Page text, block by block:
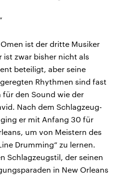
ist der dritte Musiker
ist zwar bisher nicht als
beteiligt, aber seine
Rhythmen sind fast
den Sound wie der
Nach dem Schlagzeug-
er mit Anfang 30 für
um von Meistern des
Drumming“ zu lernen.
Schlagzeugstil, der seinen
in New Orleans